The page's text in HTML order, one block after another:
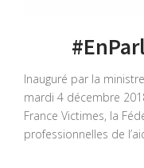
Inauguré par la
mardi 4 décembre
France Victimes, la
professionnelles de